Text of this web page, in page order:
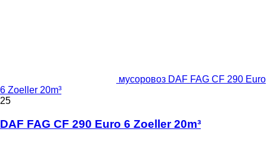
мусоровоз DAF FAG CF 290 Euro
6 Zoeller 20m³
25
DAF FAG CF 290 Euro 6 Zoeller 20m³